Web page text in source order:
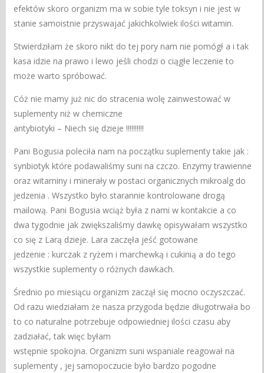
efektów skoro organizm ma w sobie tyle toksyn i nie jest w
stanie samoistnie przyswajać jakichkolwiek ilości witamin.
Stwierdziłam że skoro nikt do tej pory nam nie pomógł a i tak
kasa idzie na prawo i lewo jeśli chodzi o ciągłe leczenie to
może warto spróbować.
Cóż nie mamy już nic do stracenia wolę zainwestować w
suplementy niż w chemiczne
antybiotyki – Niech się dzieje !!!!!!!!!!
Pani Bogusia poleciła nam na początku suplementy takie jak :
synbiotyk które podawaliśmy suni na czczo. Enzymy trawienne
oraz witaminy i minerały w postaci organicznych mikroalg do
jedzenia . Wszystko było starannie kontrolowane drogą
mailową. Pani Bogusia wciąż była z nami w kontakcie a co
dwa tygodnie jak zwiększaliśmy dawkę opisywałam wszystko
co się z Larą dzieje. Lara zaczęła jeść gotowane
jedzenie : kurczak z ryżem i marchewką i cukinią a do tego
wszystkie suplementy o różnych dawkach.
Średnio po miesiącu organizm zaczął się mocno oczyszczać.
Od razu wiedziałam że nasza przygoda będzie długotrwała bo
to co naturalne potrzebuje odpowiedniej ilości czasu aby
zadziałać, tak więc byłam
wstępnie spokojna. Organizm suni wspaniale reagował na
suplementy , jej samopoczucie było bardzo pogodne